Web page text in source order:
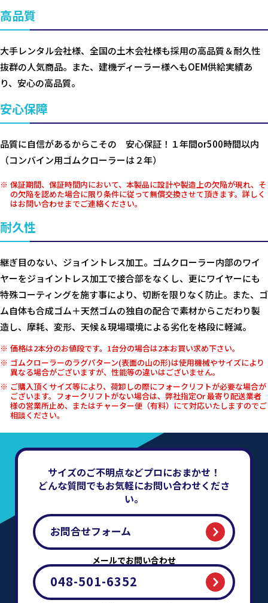
高品質
大手レンタル会社様、全国の土木会社様も採用の高品質＆耐久性
抜群の人気商品。また、建機ディーラー様へもOEM供給実績あ
り、安心の高品質。
安心保障
品質に自信があるからこその 安心保証！１年間or500時間以内
（コンバイン用ゴムクローラーは２年）
保証期間、保証時間内において、本製品に設計や製造上の欠陥が現れ、そ
の欠陥を認めた場合に限り条件に従って無償交換させて頂きます。詳しく
はお問い合わせまでご連絡ください。
耐久性
継ぎ目のない、ジョイントレス加工。ゴムクローラー内部のワイ
ヤーをジョイントレス加工で接合部をなくし、更にワイヤーにも
特殊コーティングを施す事により、切断を限りなく防止。また、ゴ
ム自体も合成ゴム＋天然ゴムの独自の配合で素材からこだわり製
造し、摩耗、変形、天候＆現場環境による劣化を格段に軽減。
価格は2本分のお値段です。1台分の場合は2本お買い求め下さい。
ゴムクローラーのラグパターン(表面の山の形)は使用機械やサイズにより
異なる場合がございますが、性能等の違いはございません。
ご購入頂くサイズ等により、荷卸しの際にフォークリフトが必要な場合が
ございます。フォークリフトがない場合は、弊社指定Or 最寄り配送業者
様の営業所止め、またはチャーター便（有料）にて対応いたしますのでご
相談ください。
サイズのご不明点などプロにおまかせ！
どんな質問でもお気軽にお問い合わせくださ
い。
お問合せフォーム
メールでお問い合わせ
048-501-6352